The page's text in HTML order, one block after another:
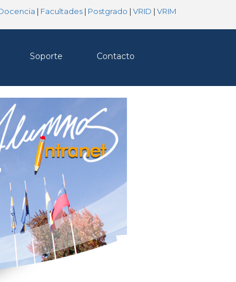
| Facultades | Postgrado | VRID | VRIM
Soporte Contacto